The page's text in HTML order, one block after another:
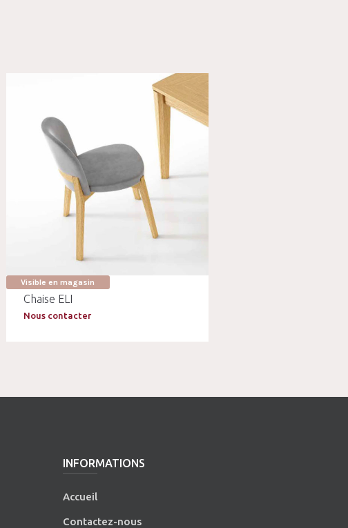
Visible en magasin
Chaise ELI
Nous contacter
INFORMATIONS
Accueil
Contactez-nous